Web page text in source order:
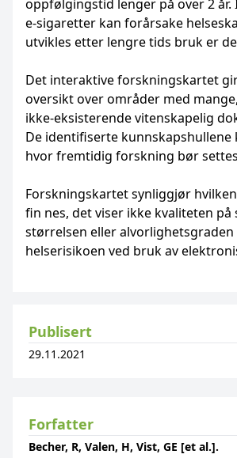
oppfølgingstid lenger på over 2 år.
e-sigaretter kan forårsake
utvikles etter lengre tids bruk er
Det interaktive forskningskartet
oversikt over områder med
ikke-eksisterende vitenskapelig
De identifiserte kunnskapshullene
hvor fremtidig forskning bør
Forskningskartet synliggjør
fin nes, det viser ikke kvaliteten på
størrelsen eller alvorlighetsgraden
helserisikoen ved bruk av
Publisert
29.11.2021
Forfatter
Becher, R, Valen, H, Vist, GE [et al.].